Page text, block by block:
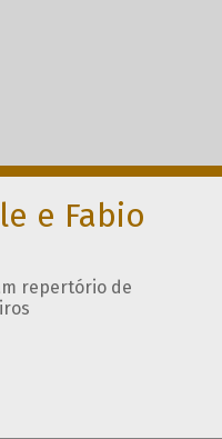
e Fabio
repertório de